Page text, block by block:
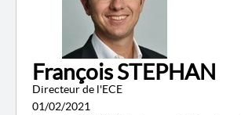
François STEPHAN
Directeur de l'ECE
01/02/2021